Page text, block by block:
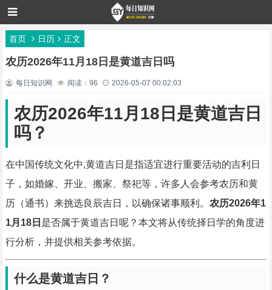
首页 日历 正文
农历2026年11月18日是黄道吉日吗
每日知识网 阅读：96 2026-05-07 00:02:03
农历2026年11月18日是黄道吉日
吗？
在中国传统文化中,黄道吉日是指适宜进行重要活动的吉利日
子，如婚嫁、开业、搬家、祭祀等，许多人会参考农历和黄
历（通书）来挑选良辰吉日，以确保诸事顺利。 农历2026年1
1月18日 是否属于黄道吉日呢？本文将从传统择日学的角度进
行分析，并提供相关参考依据。
什么是黄道吉日？